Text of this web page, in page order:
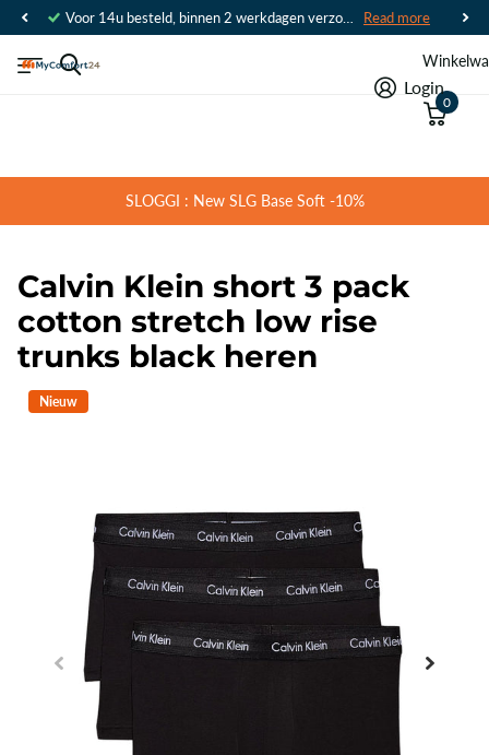
Read more
Login
0
SLOGGI : New SLG Base Soft -10%
Calvin Klein short 3 pack
cotton stretch low rise
trunks black heren
Nieuw